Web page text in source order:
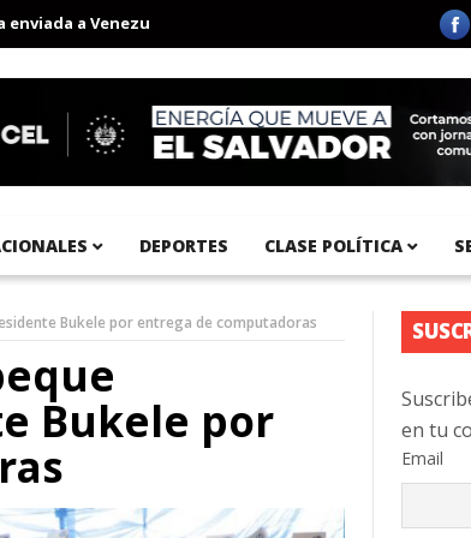
a Venezuela Aeropuerto Internacional del
DEPORTES CLASE POLÍTICA
Bukele por entrega de computadoras
Bukele por
en tu
Email